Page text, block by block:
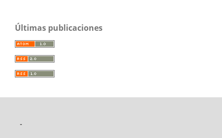
Últimas publicaciones
-